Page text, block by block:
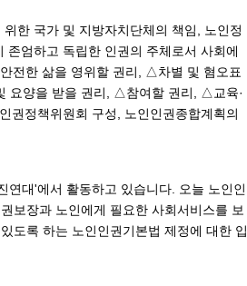
한 국가 및 지방자치단체의 책임, 노인정
엄하고 독립한 인권의 주체로서 사회에
전한 삶을 영위할 권리, △차별 및 혐오표
양을 받을 권리, △참여할 권리, △교육·
권정책위원회 구성, 노인인권종합계획의
연대'에서 활동하고 있습니다. 오늘 노인인
보장과 노인에게 필요한 사회서비스를 보
도록 하는 노인인권기본법 제정에 대한 입